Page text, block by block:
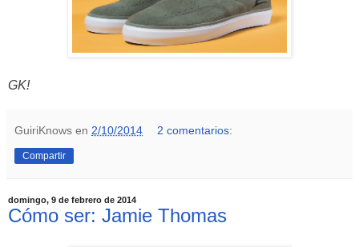
GK!
GuiriKnows en 2/10/2014 2 comentarios:
Compartir
domingo, 9 de febrero de 2014
Cómo ser: Jamie Thomas